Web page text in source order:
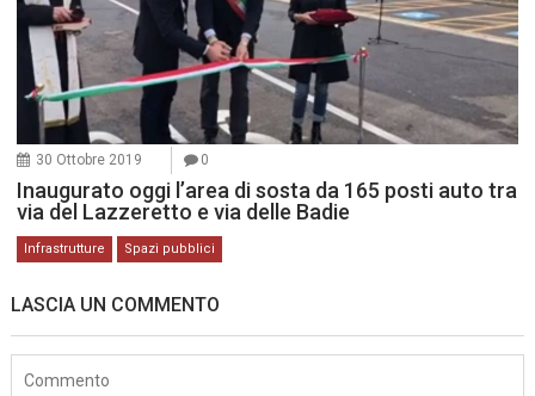
30 Ottobre 2019 0
Inaugurato oggi l’area di sosta da 165 posti auto tra
via del Lazzeretto e via delle Badie
Infrastrutture Spazi pubblici
LASCIA UN COMMENTO